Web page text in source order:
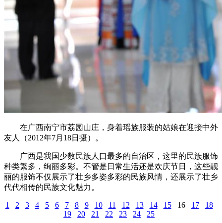
在广西南宁市荔园山庄，身着瑶族服装的姑娘在迎接中外
友人（2012年7月18日摄）。
广西是我国少数民族人口最多的自治区，这里的民族服饰
种类繁多，绚丽多彩。不管是日常生活还是欢庆节日，这些靓
丽的服饰不仅展示了壮乡多姿多彩的民族风情，还展示了壮乡
代代相传的民族文化魅力。
1 2 3 4 5 6 7 8 9 10 11 12 13 14 15 16 17
18
19
20 21 22 23 24 25